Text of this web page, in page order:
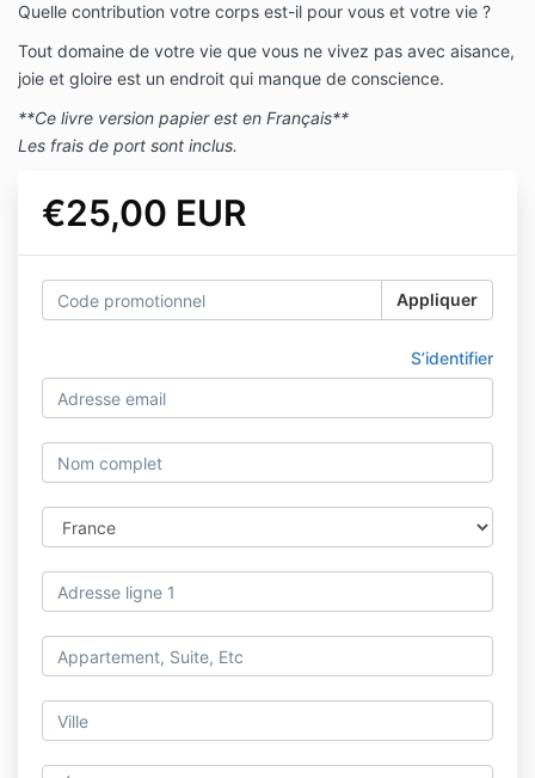
Quelle contribution votre corps est-il pour vous et votre vie ?
Tout domaine de votre vie que vous ne vivez pas avec aisance,
joie et gloire est un endroit qui manque de conscience.
**Ce livre version papier est en Français**
Les frais de port sont inclus.
€25,00 EUR
Appliquer
S’identifier